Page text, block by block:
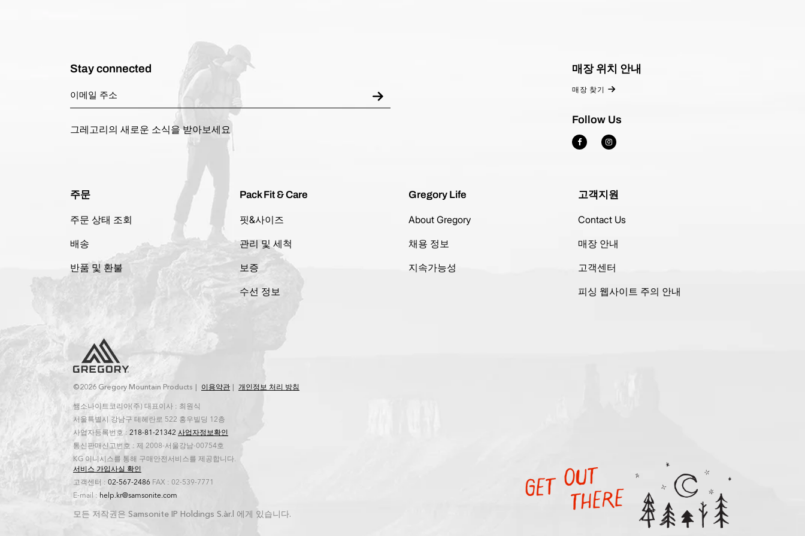
Stay connected
그레고리의 새로운 소식을 받아보세요
매장 위치 안내
매장 찾기
Follow Us
주문
주문 상태 조회
배송
반품 및 환불
Pack Fit & Care
핏&사이즈
관리 및 세척
보증
수선 정보
Gregory Life
About Gregory
채용 정보
지속가능성
고객지원
Contact Us
매장 안내
고객센터
피싱 웹사이트 주의 안내
©2026 Gregory Mountain Products 이용약관
개인정보 처리 방침
쌤소나이트코리아(주) 대표이사 : 최원식
서울특별시 강남구 테헤란로 522 홍우빌딩 12층
사업자등록번호 : 218-81-21342 사업자정보확인
통신판매신고번호 : 제 2008-서울강남-00754호
KG 이니시스를 통해 구매안전서비스를 제공합니다.
서비스 가입사실 확인
고객센터 : 02-567-2486 FAX : 02-539-7771
E-mail : help.kr@samsonite.com
모든 저작권은 Samsonite IP Holdings S.àr.l 에게 있습니다.